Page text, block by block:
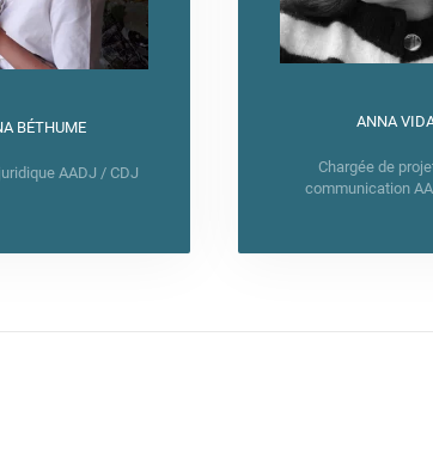
BÉTHUME
AADJ / CDJ
ANNA
Chargée de
communication